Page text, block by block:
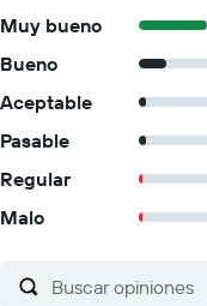
Muy bueno
Bueno
Aceptable
Pasable
Regular
Malo